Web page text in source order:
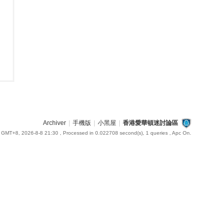
Archiver 手機版 小黑屋 香港愛華頓迷討論區
GMT+8, 2026-8-8 21:30 , Processed in 0.022708 second(s), 1 queries , Apc On.